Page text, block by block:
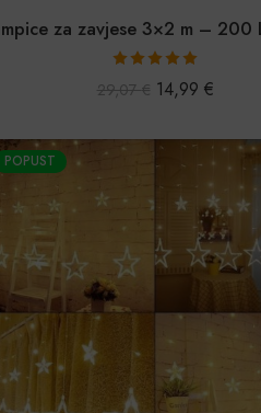
Ocijenjeno
od 5
29,07€ 14,99 €
POPUST